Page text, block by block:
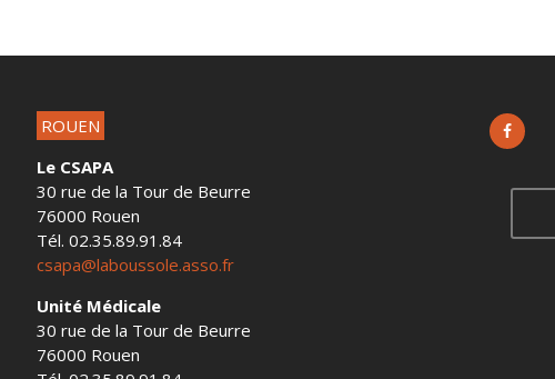
ROUEN
Le CSAPA
30 rue de la Tour de Beurre
76000 Rouen
Tél. 02.35.89.91.84
csapa@laboussole.asso.fr
Unité Médicale
30 rue de la Tour de Beurre
76000 Rouen